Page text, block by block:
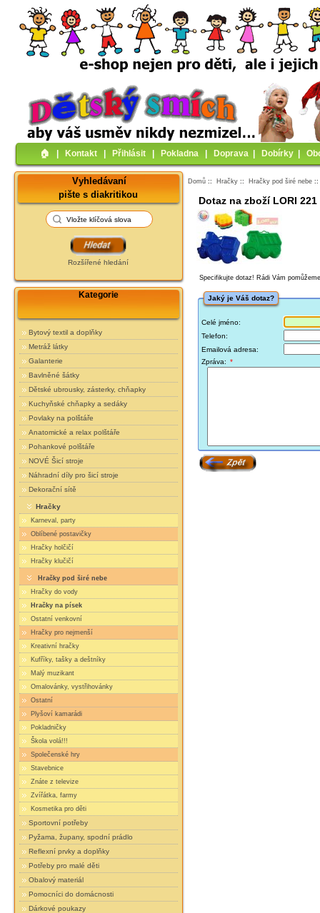
🏠︎ Kontakt Přihlásit Pokladna Doprava Dobírky
Vyhledávaní
pište s diakritikou
Rozšířené hledání
Kategorie
Bytový textil a doplňky
Metráž látky
Galanterie
Bavlněné šátky
Dětské ubrousky, zásterky, chňapky
Kuchyňské chňapky a sedáky
Povlaky na polštáře
Anatomické a relax polštáře
Pohankové polštáře
NOVÉ Šicí stroje
Náhradní díly pro šicí stroje
Dekorační sítě
Hračky
Karneval, party
Oblíbené postavičky
Hračky holčičí
Hračky klučičí
Hračky pod širé nebe
Hračky do vody
Hračky na písek
Ostatní venkovní
Hračky pro nejmenší
Kreativní hračky
Kufříky, tašky a deštníky
Malý muzikant
Omalovánky, vystřihovánky
Ostatní
Plyšoví kamarádi
Pokladničky
Škola volá!!!
Společenské hry
Stavebnice
Znáte z televize
Zvířátka, farmy
Kosmetika pro děti
Sportovní potřeby
Pyžama, župany, spodní prádlo
Reflexní prvky a doplňky
Potřeby pro malé děti
Obalový materiál
Pomocníci do domácnosti
Dárkové poukazy
Domů :: Hračky :: Hračky pod širé nebe
Dotaz na zboží LORI
Specifikujte dotaz! Rádi Vám
Jaký je Váš dotaz?
Celé jméno:
Telefon:
Emailová adresa:
Zpráva: *